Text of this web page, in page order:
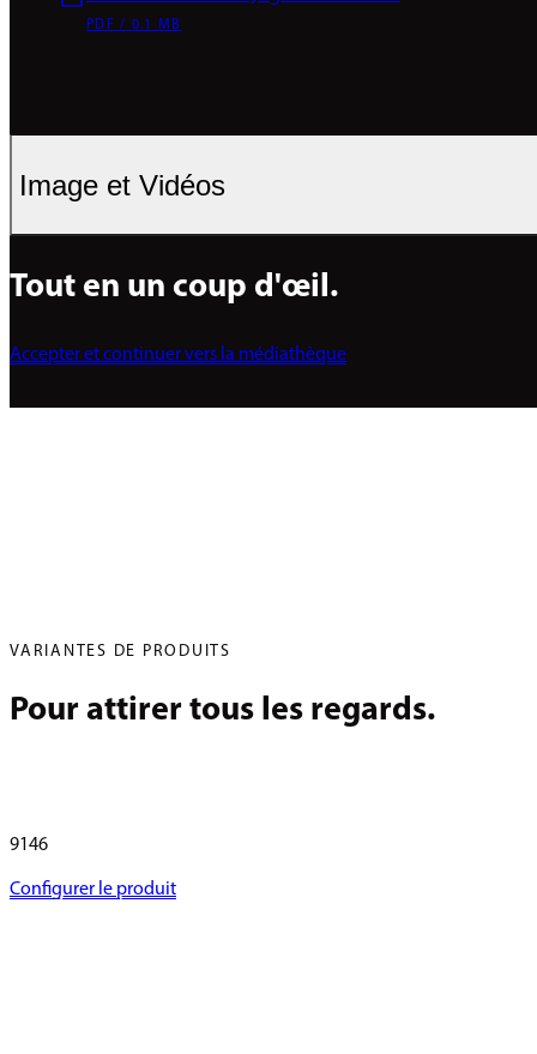
PDF / 0.1 MB
Image et Vidéos
Tout en un coup d'œil.
Accepter et continuer vers la médiathèque
VARIANTES DE PRODUITS
Pour attirer tous les regards.
9146
Configurer le produit